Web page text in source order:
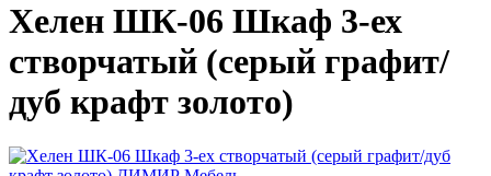
Хелен ШК-06 Шкаф 3-ех
створчатый (серый графит/
дуб крафт золото)